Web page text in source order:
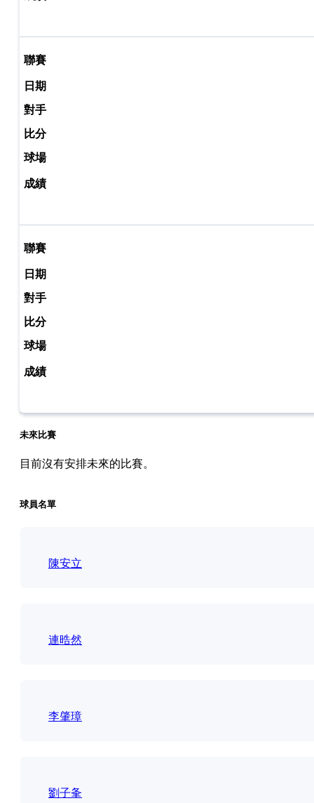
未來比賽
目前沒有安排未來的比賽。
球員名單
陳安立
連晧然
李肇璋
劉子夆